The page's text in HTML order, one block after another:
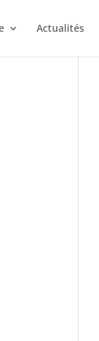
Actualités